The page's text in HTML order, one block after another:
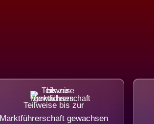
Teilweise bis zur
Marktführerschaft gewachsen